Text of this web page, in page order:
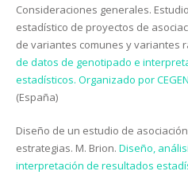
Consideraciones generales.
estadístico de proyectos de
de variantes comunes y variantes
de datos de genotipado e
estadísticos. Organizado por CEGEN
(España)
Diseño de un estudio de
estrategias. M. Brion. Diseño,
interpretación de resultados